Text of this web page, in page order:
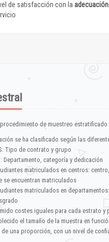
de satisfacción con la
de muestreo
se ha clasificado según las
Tipo de contrato y grupo
Departamento, categoría y dedicación
matriculados en centros:
se encuentran matriculados
matriculados en
costes iguales para cada estrato y
el tamaño de la muestra en
una proporción, con un nivel de